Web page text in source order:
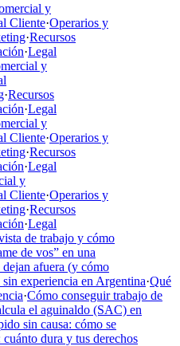
y
Cliente·Operarios y
·Recursos
·Legal
y
·Recursos
·Legal
y
Cliente·Operarios y
·Recursos
·Legal
y
Cliente·Operarios y
·Recursos
·Legal
de trabajo y cómo
de vos” en una
afuera (y cómo
experiencia en Argentina·Qué
·Cómo conseguir trabajo de
el aguinaldo (SAC) en
sin causa: cómo se
dura y tus derechos